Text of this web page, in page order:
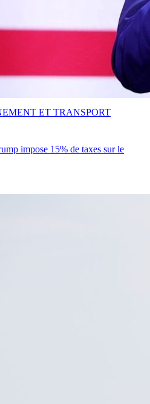
impose 15% de taxes sur le
ET TRANSPORT